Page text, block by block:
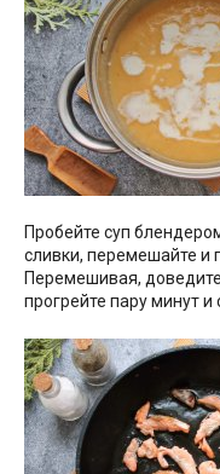
Пробейте суп
сливки, перемешайте и
Перемешивая,
прогрейте пару минут и